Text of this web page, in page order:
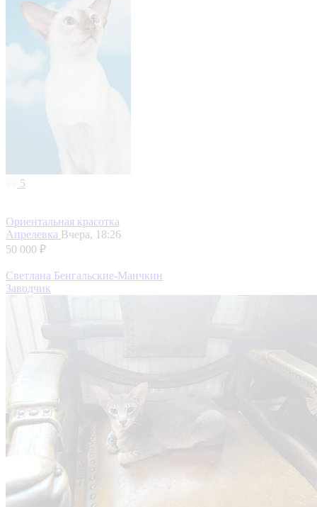
5
Ориентальная красотка
Апрелевка Вчера, 18:26
50 000 ₽
Светлана Бенгальские-Манчкин
Заводчик